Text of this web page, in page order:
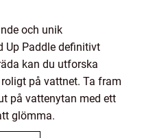
och unik
Up Paddle definitivt
kan du utforska
på vattnet. Ta fram
på vattenytan med ett
glömma.